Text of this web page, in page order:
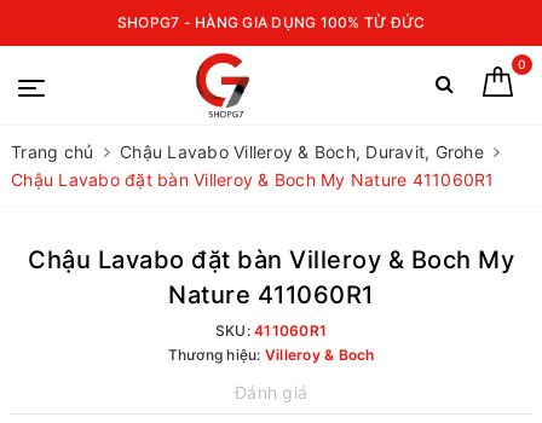
SHOPG7 - HÀNG GIA DỤNG 100% TỪ ĐỨC
0
Trang chủ
Chậu Lavabo Villeroy & Boch, Duravit, Grohe
Chậu Lavabo đặt bàn Villeroy & Boch My Nature 411060R1
Chậu Lavabo đặt bàn Villeroy & Boch My
Nature 411060R1
SKU:411060R1
Thương hiệu: Villeroy & Boch
Đánh giá